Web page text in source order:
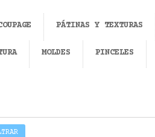
PÁTINAS Y TEXTURAS
MOLDES PINCELES